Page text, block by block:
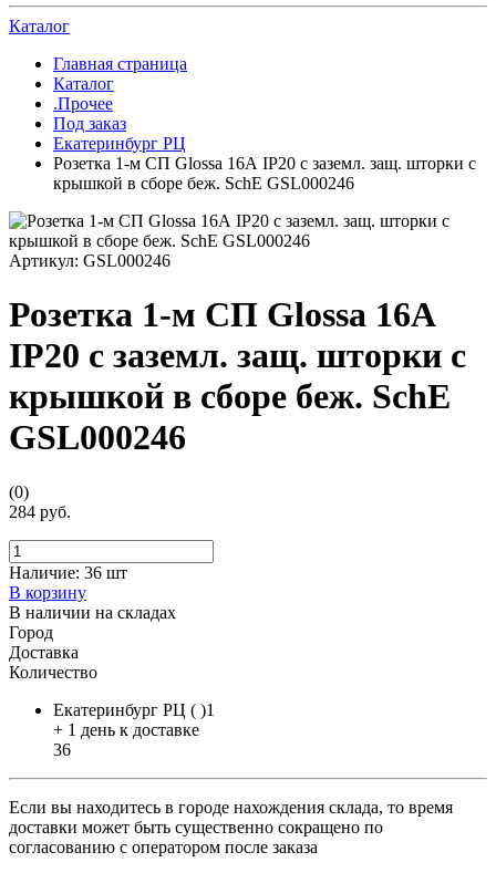
Каталог
Главная страница
Каталог
.Прочее
Под заказ
Екатеринбург РЦ
Розетка 1-м СП Glossa 16А IP20 с заземл. защ. шторки с
крышкой в сборе беж. SchE GSL000246
Артикул: GSL000246
Розетка 1-м СП Glossa 16А
IP20 с заземл. защ. шторки с
крышкой в сборе беж. SchE
GSL000246
(0)
284 руб.
Наличие: 36 шт
В корзину
В наличии на складах
Город
Доставка
Количество
Екатеринбург РЦ ( )1
+ 1 день к доставке
36
Если вы находитесь в городе нахождения склада, то время
доставки может быть существенно сокращено по
согласованию с оператором после заказа